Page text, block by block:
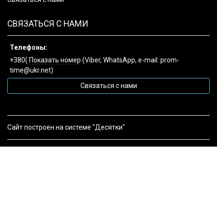
СВЯЗАТЬСЯ С НАМИ
Телефоны:
+380( Показать номер (Viber, WhatsApp, e-mail: prom-
time@ukr.net)
Связаться с нами
Сайт построен на системе "Десятки"